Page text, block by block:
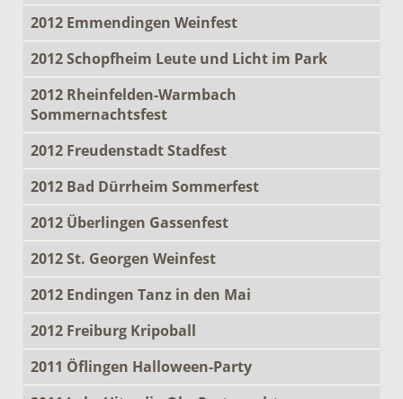
2012 Emmendingen Weinfest
2012 Schopfheim Leute und Licht im Park
2012 Rheinfelden-Warmbach
Sommernachtsfest
2012 Freudenstadt Stadfest
2012 Bad Dürrheim Sommerfest
2012 Überlingen Gassenfest
2012 St. Georgen Weinfest
2012 Endingen Tanz in den Mai
2012 Freiburg Kripoball
2011 Öflingen Halloween-Party